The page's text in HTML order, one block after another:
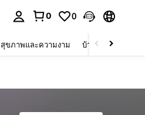
0 0
สุขภาพและความงาม บ้านและที่อยู่อาศัย